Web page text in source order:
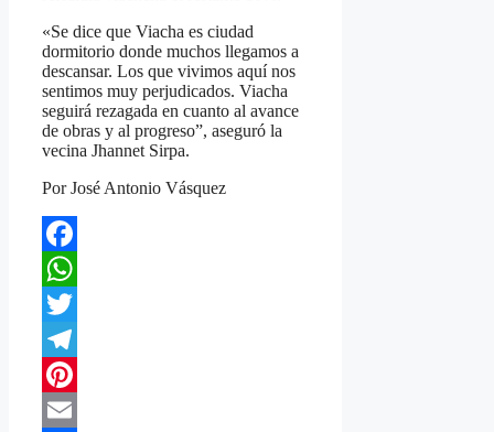
«Se dice que Viacha es ciudad
dormitorio donde muchos llegamos a
descansar. Los que vivimos aquí nos
sentimos muy perjudicados. Viacha
seguirá rezagada en cuanto al avance
de obras y al progreso”, aseguró la
vecina Jhannet Sirpa.
Por José Antonio Vásquez
Facebook
WhatsApp
Twitter
Telegram
Pinterest